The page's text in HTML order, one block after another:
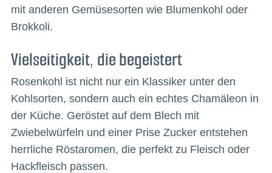
mit anderen Gemüsesorten wie Blumenkohl oder
Brokkoli.
Vielseitigkeit, die begeistert
Rosenkohl ist nicht nur ein Klassiker unter den
Kohlsorten, sondern auch ein echtes Chamäleon in
der Küche. Geröstet auf dem Blech mit
Zwiebelwürfeln und einer Prise Zucker entstehen
herrliche Röstaromen, die perfekt zu Fleisch oder
Hackfleisch passen.